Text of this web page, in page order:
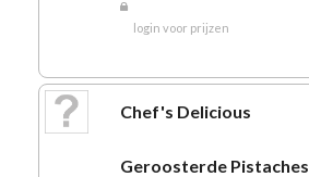
485 WIJNEN ROOD
486 PROSECCO
login voor prijzen
Chef's Delicious
Geroosterde Pistaches